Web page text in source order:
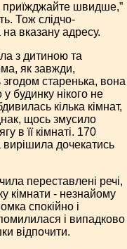
приїжджайте швидше,”
Тож слідчо-
вказану адресу.
з дитиною та
як завжди,
згодом старенька, вона
будинку нікого не
кілька кімнат,
щось змусило
в її кімнаті. 170
вирішила дочекатись
переставлені речі,
кімнати - незнайому
спокійно і
і випадково
відпочити.